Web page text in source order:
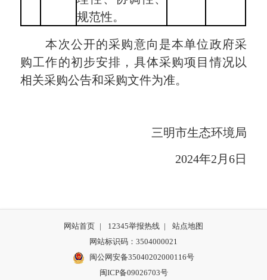
规范性。
本次公开的采购意向是本单位政府采
购工作的初步安排，具体采购项目情况以
相关采购公告和采购文件为准。
三明市生态环境局
2024年2月6日
网站首页 | 12345举报热线 |
站点地图
网站标识码：3504000021
闽公网安备35040202000116号
闽ICP备09026703号